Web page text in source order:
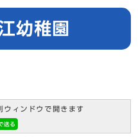
幼稚園
ウィンドウで開きます